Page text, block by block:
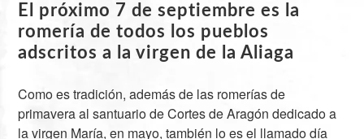
El próximo 7 de septiembre es la
romería de todos los pueblos
adscritos a la virgen de la Aliaga
Como es tradición, además de las romerías de
primavera al santuario de Cortes de Aragón dedicado a
la virgen María, en mayo, también lo es el llamado día